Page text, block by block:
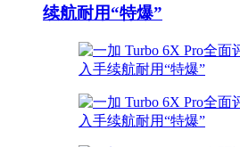
续航耐用“特爆”